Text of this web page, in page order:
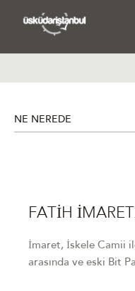
NE NEREDE
FATİH
İmaret, İskele Camii
arasında ve eski Bit